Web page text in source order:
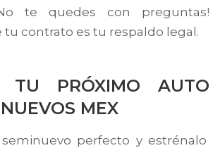
te quedes con preguntas!
tu contrato es tu respaldo legal.
TU PRÓXIMO AUTO
MEX
perfecto y estrénalo